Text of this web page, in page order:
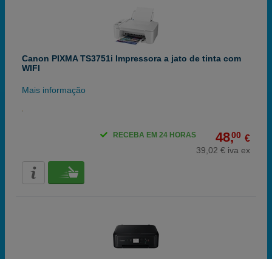
Canon PIXMA TS3751i Impressora a jato de tinta com
WIFI
Mais informação
48,00 €
39,02 € iva ex
RECEBA EM 24 HORAS